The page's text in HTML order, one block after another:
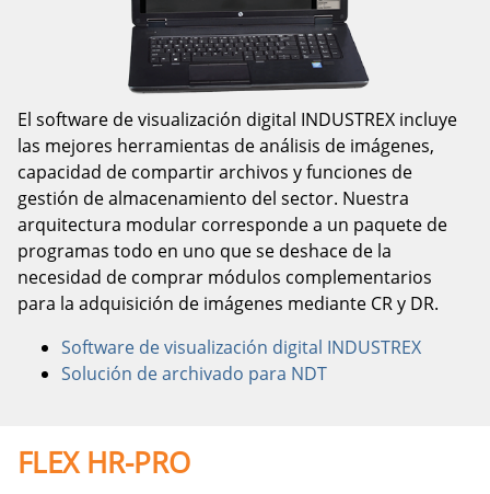
El software de visualización digital INDUSTREX incluye
las mejores herramientas de análisis de imágenes,
capacidad de compartir archivos y funciones de
gestión de almacenamiento del sector. Nuestra
arquitectura modular corresponde a un paquete de
programas todo en uno que se deshace de la
necesidad de comprar módulos complementarios
para la adquisición de imágenes mediante CR y DR.
Software de visualización digital INDUSTREX
Solución de archivado para NDT
FLEX HR-PRO